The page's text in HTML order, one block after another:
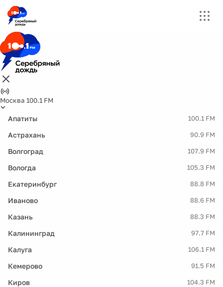
Москва 100.1 FM
Апатиты 100.1 FM
Астрахань 90.9 FM
Волгоград 107.9 FM
Вологда 105.3 FM
Екатеринбург 88.8 FM
Иваново 88.6 FM
Казань 88.3 FM
Калининград 97.7 FM
Калуга 106.1 FM
Кемерово 91.5 FM
Киров 104.3 FM